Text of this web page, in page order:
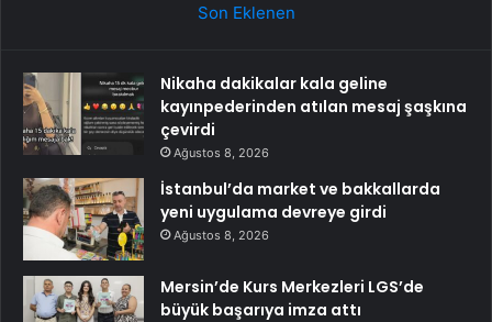
Son Eklenen
Nikaha dakikalar kala geline
kayınpederinden atılan mesaj şaşkına
çevirdi
Ağustos 8, 2026
İstanbul’da market ve bakkallarda
yeni uygulama devreye girdi
Ağustos 8, 2026
Mersin’de Kurs Merkezleri LGS’de
büyük başarıya imza attı